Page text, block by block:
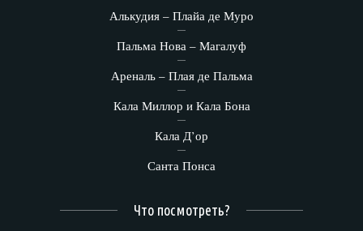
Алькудия – Плайа де Муро
Пальма Нова – Магалуф
Ареналь – Плая де Пальма
Кала Миллор и Кала Бона
Кала Д’ор
Санта Понса
Что посмотреть?